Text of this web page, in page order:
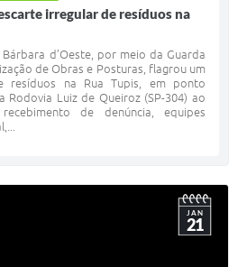
irregular de resíduos na
d’Oeste, por meio da Guarda
de Obras e Posturas, flagrou um
resíduos na Rua Tupis, em ponto
Rodovia Luiz de Queiroz (SP-304) ao
de denúncia, equipes
JAN
21